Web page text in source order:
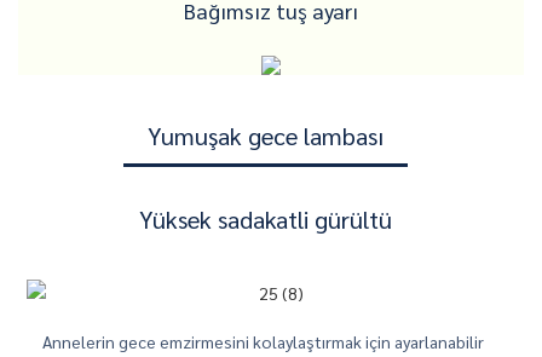
Bağımsız tuş ayarı
Yumuşak gece lambası
Yüksek sadakatli gürültü
Annelerin gece emzirmesini kolaylaştırmak için ayarlanabilir